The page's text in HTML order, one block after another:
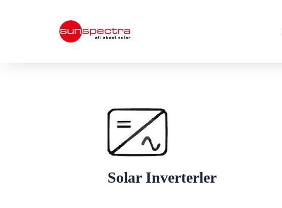
Solar Inverterler